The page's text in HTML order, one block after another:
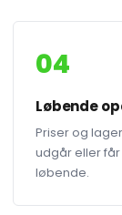
04
Løbende
Priser og
udgår eller
løbende.